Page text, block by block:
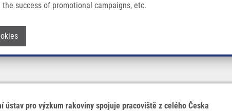
success of promotional campaigns, etc.
ústav pro výzkum rakoviny spojuje pracoviště z celého Česka